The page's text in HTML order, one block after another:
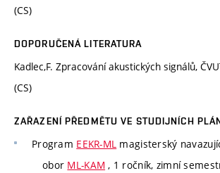
(CS)
DOPORUČENÁ LITERATURA
Kadlec,F. Zpracování akustických signálů,
(CS)
ZAŘAZENÍ PŘEDMĚTU VE STUDIJNÍCH
Program EEKR-ML magisterský
obor ML-KAM , 1 ročník, zimní